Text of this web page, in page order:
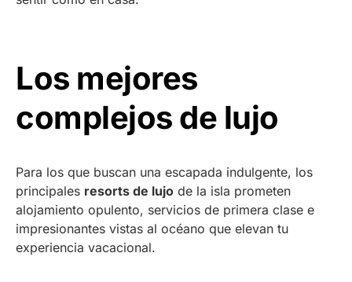
Los mejores
complejos de lujo
Para los que buscan una escapada indulgente, los
principales resorts de lujo de la isla prometen
alojamiento opulento, servicios de primera clase e
impresionantes vistas al océano que elevan tu
experiencia vacacional.